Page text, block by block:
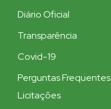
Diário Oficial
Transparência
Covid-19
Perguntas Frequentes
Licitações